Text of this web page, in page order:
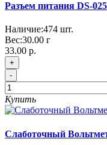
Разъем питания DS-
Наличие:474 шт.
Вес:30.00 г
33.00 р.
+
-
Купить
Слаботочный